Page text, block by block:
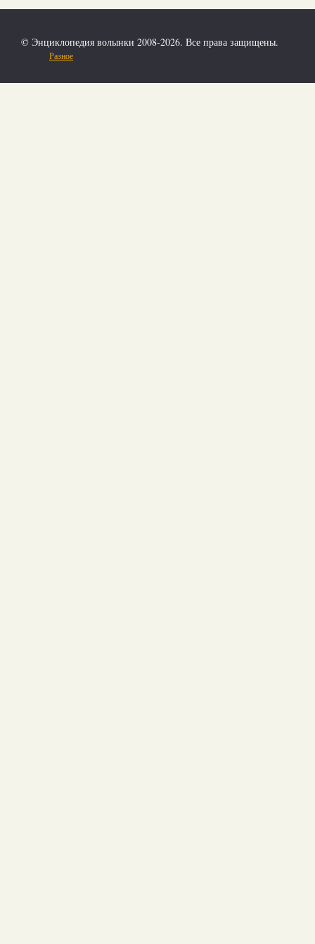
© Энциклопедия волынки 2008-2026. Все права защищены.
Разное